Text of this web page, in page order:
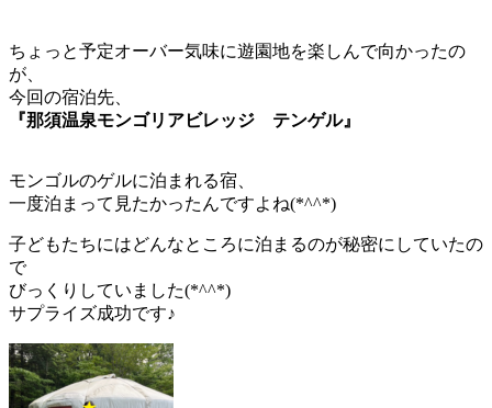
ちょっと予定オーバー気味に遊園地を楽しんで向かったの
が、
今回の宿泊先、
『那須温泉モンゴリアビレッジ テンゲル』
モンゴルのゲルに泊まれる宿、
一度泊まって見たかったんですよね(*^^*)
子どもたちにはどんなところに泊まるのが秘密にしていたの
で
びっくりしていました(*^^*)
サプライズ成功です♪